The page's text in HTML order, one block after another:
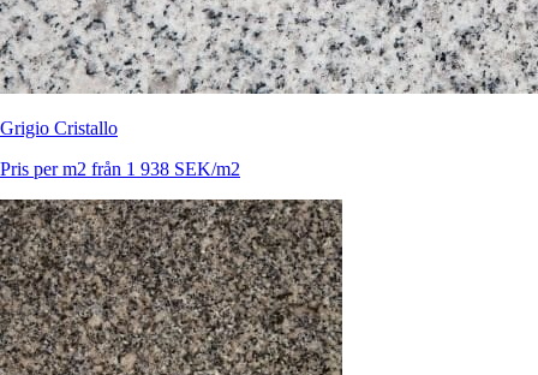
Grigio Cristallo
Pris per m2 från 1 938 SEK/m2